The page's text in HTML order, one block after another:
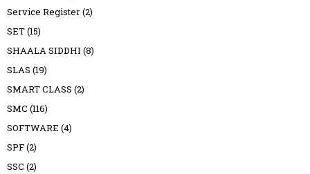
Service Register(2)
SET(15)
SHAALA SIDDHI (8)
SLAS (19)
SMART CLASS (2)
SMC (116)
SOFTWARE (4)
SPF(2)
SSC (2)